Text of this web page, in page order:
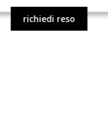
richiedi reso